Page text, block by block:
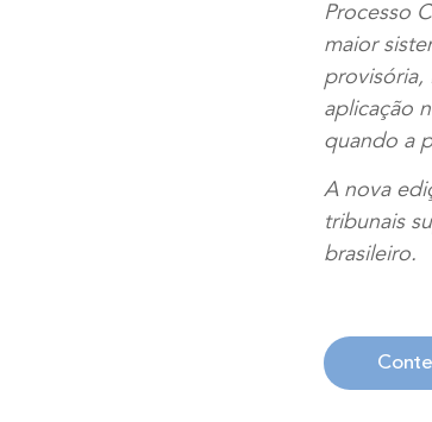
Processo
maior
provisória,
aplicação
quando a
A nova
tribunais
brasileiro.